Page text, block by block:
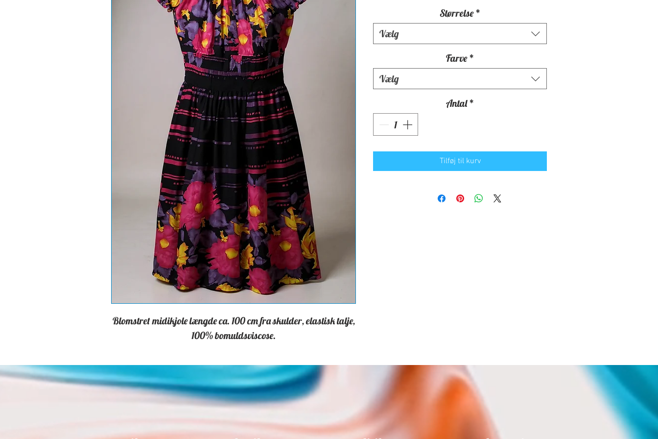
Blomstret midikjole længde ca. 100 cm fra skulder, elastisk talje,
100% bomuldsviscose.
Størrelse *
Vælg
Farve *
Vælg
Antal *
Tilføj til kurv